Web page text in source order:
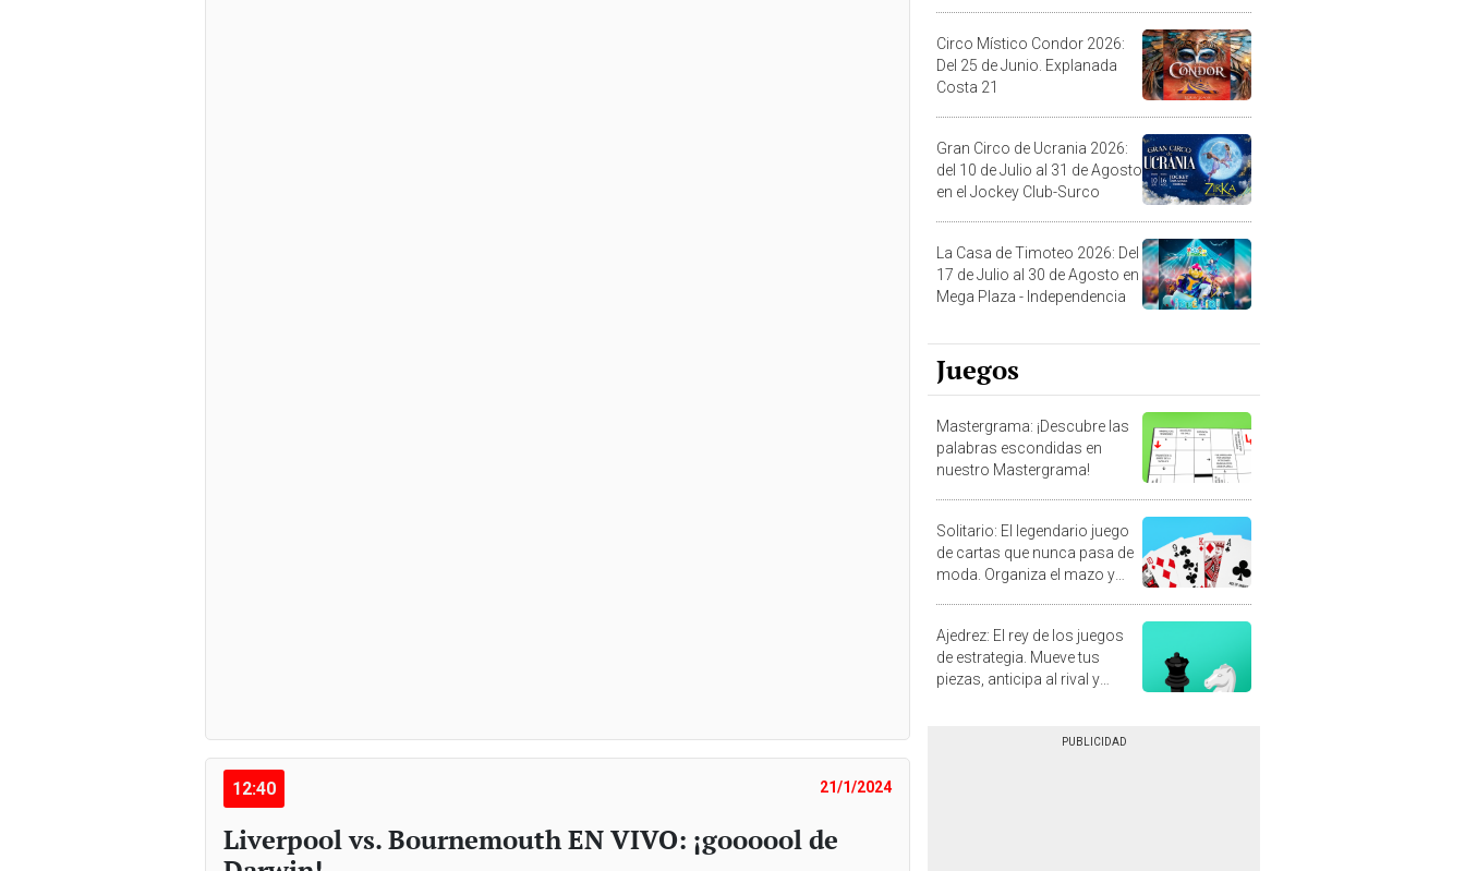
12:40 21/1/2024
Liverpool vs. Bournemouth EN VIVO: ¡goooool de
Circo Místico Condor 2026:
Del 25 de Junio. Explanada
Costa 21
Gran Circo de Ucrania 2026:
del 10 de Julio al 31 de Agosto
en el Jockey Club-Surco
La Casa de Timoteo 2026: Del
17 de Julio al 30 de Agosto en
Mega Plaza - Independencia
Juegos
Mastergrama: ¡Descubre las
palabras escondidas en
nuestro Mastergrama!
Solitario: El legendario juego
de cartas que nunca pasa de
moda. Organiza el mazo y
Ajedrez: El rey de los juegos
de estrategia. Mueve tus
piezas, anticipa al rival y